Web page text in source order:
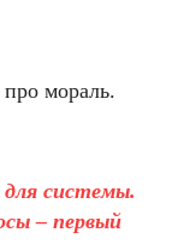
мораль.
системы.
– первый